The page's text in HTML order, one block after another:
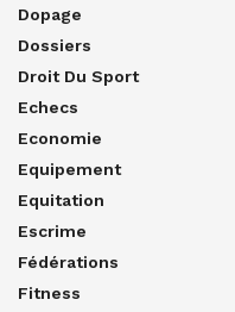
Dopage
Dossiers
Droit Du Sport
Echecs
Economie
Equipement
Equitation
Escrime
Fédérations
Fitness